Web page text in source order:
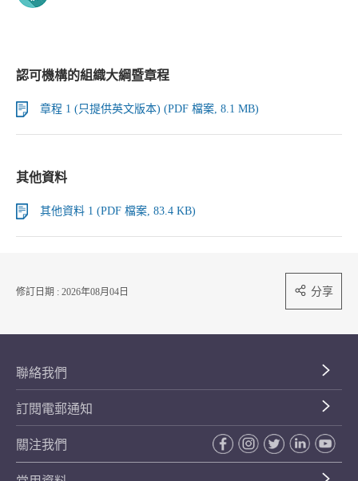
認可機構的組織大綱暨章程
章程 1 (只提供英文版本) (PDF 檔案, 8.1 MB)
其他資料
其他資料 1 (PDF 檔案, 83.4 KB)
修訂日期 : 2026年08月04日 分享
聯絡我們
訂閱電郵通知
關注我們